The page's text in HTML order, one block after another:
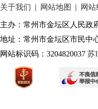
关于我们 | 网站地图 | 网
主办：常州市金坛区人民政
地址：常州市金坛区市民中
网站标识码：3204820037 苏